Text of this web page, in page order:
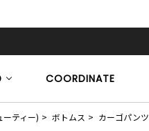
COORDINATE
ーティー) ボトムス カーゴパンツ